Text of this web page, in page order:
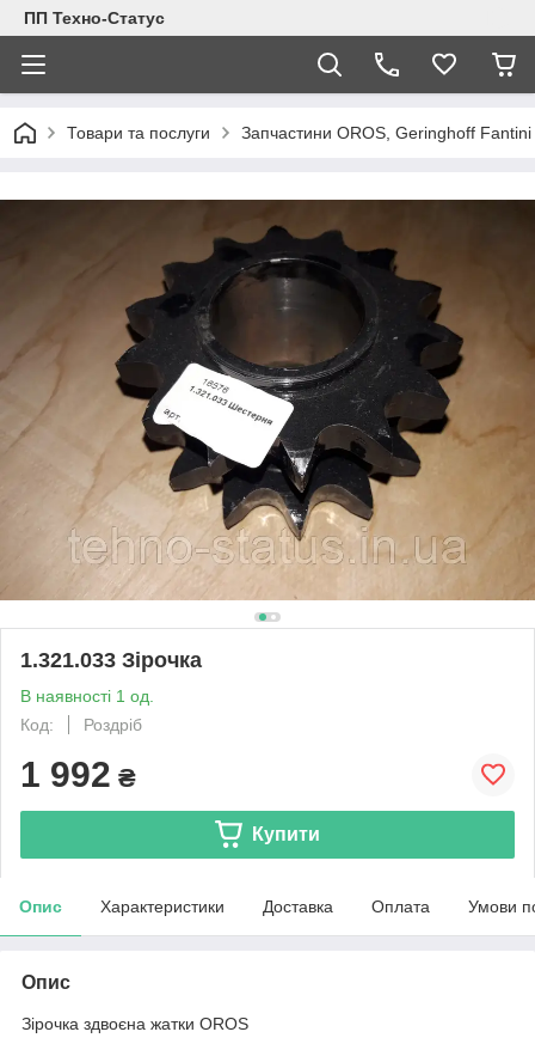
ПП Техно-Статус
Товари та послуги Запчастини OROS, Geringhoff
1.321.033 Зірочка
В наявності 1 од.
Код:
Роздріб
1 992 ₴
Купити
Опис Характеристики Доставка Оплата Умови
Опис
Зірочка здвоєна жатки OROS